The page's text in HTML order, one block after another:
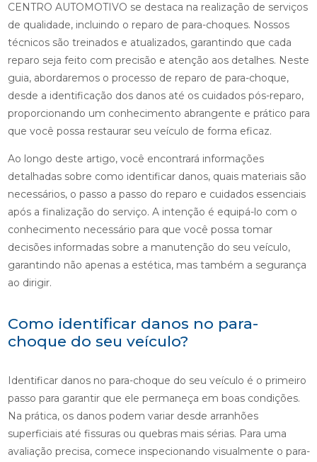
CENTRO AUTOMOTIVO se destaca na realização de serviços
de qualidade, incluindo o reparo de para-choques. Nossos
técnicos são treinados e atualizados, garantindo que cada
reparo seja feito com precisão e atenção aos detalhes. Neste
guia, abordaremos o processo de reparo de para-choque,
desde a identificação dos danos até os cuidados pós-reparo,
proporcionando um conhecimento abrangente e prático para
que você possa restaurar seu veículo de forma eficaz.
Ao longo deste artigo, você encontrará informações
detalhadas sobre como identificar danos, quais materiais são
necessários, o passo a passo do reparo e cuidados essenciais
após a finalização do serviço. A intenção é equipá-lo com o
conhecimento necessário para que você possa tomar
decisões informadas sobre a manutenção do seu veículo,
garantindo não apenas a estética, mas também a segurança
ao dirigir.
Como identificar danos no para-
choque do seu veículo?
Identificar danos no para-choque do seu veículo é o primeiro
passo para garantir que ele permaneça em boas condições.
Na prática, os danos podem variar desde arranhões
superficiais até fissuras ou quebras mais sérias. Para uma
avaliação precisa, comece inspecionando visualmente o para-